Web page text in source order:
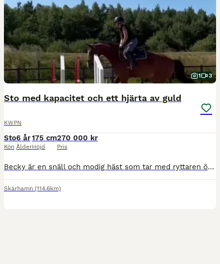
1 3
Sto med kapacitet och ett hjärta av guld
KWPN
Sto
Kön
6 år
Ålder
175 cm
Höjd
270 000 kr
Pris
Becky är en snäll och modig häst som tar med ryttaren över hindret, hoppar alla typer av hinder inkl stort vatten. Rids ut av 8 åring men kräver mer av sin ryttare på banan. Har startat 110 som femåri
Skärhamn (114.6km)